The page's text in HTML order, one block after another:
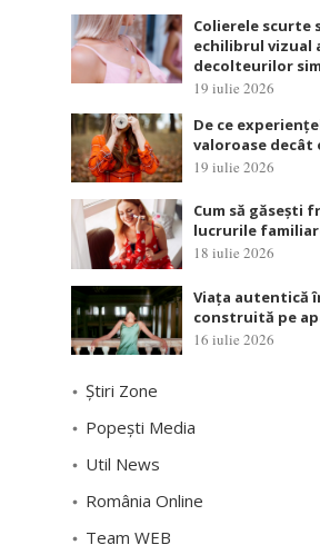
Colierele scurte
echilibrul vizual
decolteurilor
19 iulie 2026
De ce
valoroase decât
19 iulie 2026
Cum să găsești
lucrurile
18 iulie 2026
Viața autentică
construită pe
16 iulie 2026
Știri Zone
Popești Media
Util News
România Online
Team WEB